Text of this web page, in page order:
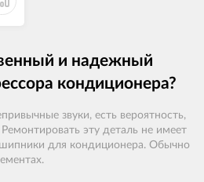
и надежный
кондиционера?
звуки, есть вероятность,
эту деталь не имеет
для кондиционера. Обычно